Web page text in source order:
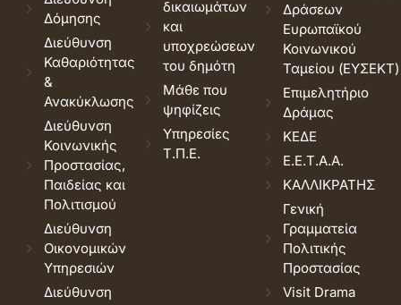
Δόμησης
Διεύθυνση
Καθαριότητας
&
Ανακύκλωσης
Διεύθυνση
Κοινωνικής
Προστασίας,
Παιδείας και
Πολιτισμού
Διεύθυνση
Οικονομικών
Υπηρεσιών
Διεύθυνση
δικαιωμάτων
και
υποχρεώσεων
του δημότη
Μάθε που
ψηφίζεις
Υπηρεσίες
Τ.Π.Ε.
Δράσεων
Ευρωπαϊκού
Κοινωνικού
Ταμείου (ΕΥΣΕΚΤ)
Επιμελητήριο
Δράμας
ΚΕΔΕ
Ε.Ε.Τ.Α.Α.
ΚΑΛΛΙΚΡΑΤΗΣ
Γενική
Γραμματεία
Πολιτικής
Προστασίας
Visit Drama